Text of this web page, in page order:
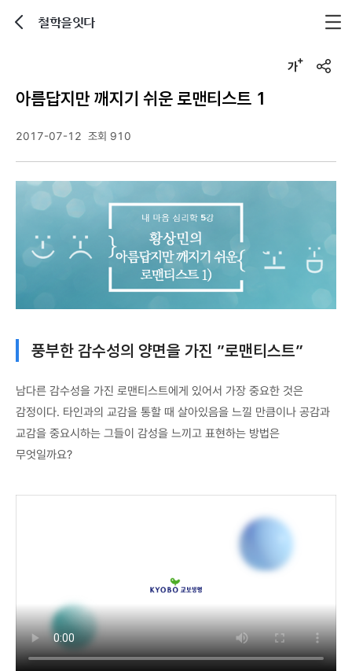
철학을잇다
u
아름답지만 깨지기 쉬운 로맨티스트 1
2017-07-12 조회 910
풍부한 감수성의 양면을 가진 ”로맨티스트”
남다른 감수성을 가진 로맨티스트에게 있어서 가장 중요한 것은
감정이다. 타인과의 교감을 통할 때 살아있음을 느낄 만큼이나 공감과
교감을 중요시하는 그들이 감성을 느끼고 표현하는 방법은
무엇일까요?